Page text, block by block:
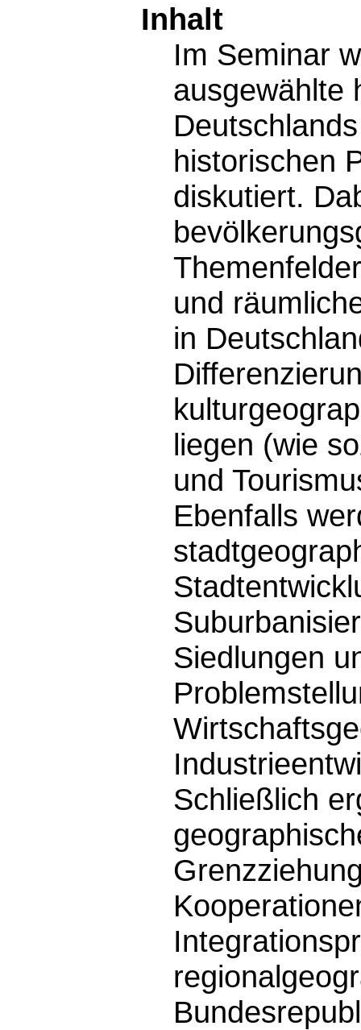
Inhalt
Im Seminar
ausgewählte
historischen
diskutiert.
und
in
liegen (wie
und
Ebenfalls
Siedlungen
Schließlich